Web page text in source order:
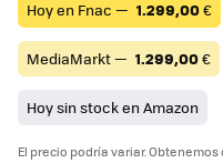
Hoy en Fnac — 1.299,00€
MediaMarkt — 1.299,00€
Hoy sin stock en Amazon
El precio podría variar.